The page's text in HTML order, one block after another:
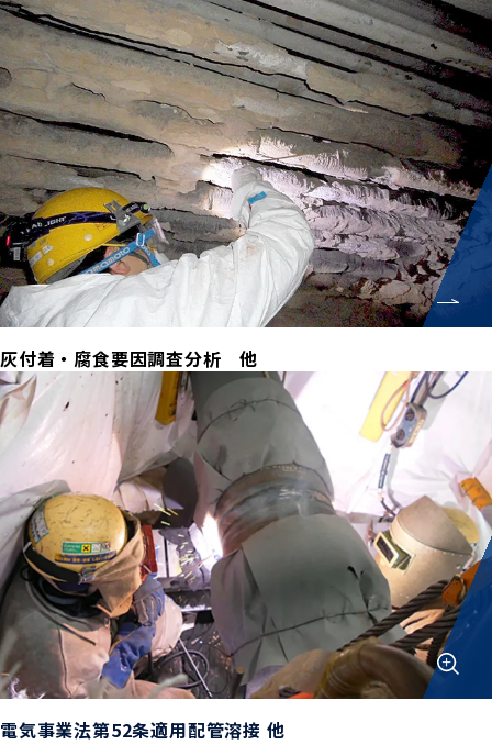
灰付着・腐食要因調査分析 他
電気事業法第52条適用配管溶接 他